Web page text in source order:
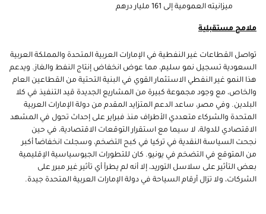
ميزانيته العمومية إلى 161 مليار درهم
ملامح مستقبلية
تواصل القطاعات غير النفطية في الإمارات العربية المتحدة والمملكة العربية
السعودية تسجيل نمو سليم، مما عوض انخفاض إنتاج النفط والغاز. ويدعم
هذا النمو غير النفطي الاستثمار القوي في البنية التحتية من القطاعين العام
والخاص، مع وجود مجموعة كبيرة من المشاريع الجديدة قيد التنفيذ في كلا
البلدين. وفي مصر، ساعد الدعم المتزايد المقدم من دولة الإمارات العربية
المتحدة والشركاء متعددي الأطراف منذ فبراير على إحداث تحول في المشهد
الاقتصادي للدولة، لا سيما مع استقرار التوقعات الاقتصادية، في حين
نجحت السياسة النقدية في تركيا في كبح التضخم، وسجلت انخفاضاً أكبر
من المتوقع في التضخم في يونيو. كان للتطورات الجيوسياسية الإقليمية
بعض التأثير على سلاسل التوريد، إلا أنه لم يطرأ أي تأثير غير مبرر على
الشركات، ولا تزال أرقام السياحة في دولة الإمارات العربية المتحدة جيدة.